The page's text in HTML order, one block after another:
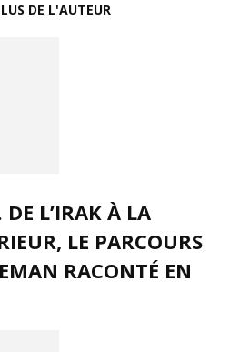
DE L'AUTEUR
L’IRAK À LA
LE PARCOURS
RACONTÉ EN